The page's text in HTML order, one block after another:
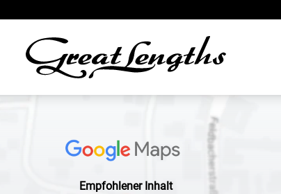
Empfohlener Inhalt